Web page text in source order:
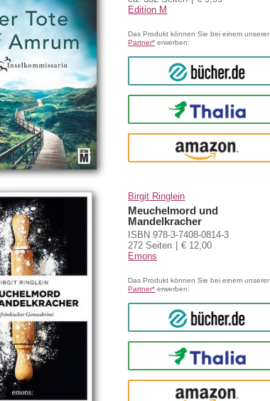
Edition M
Das Produkt können Sie bei einem unserer
Partner* erwerben:
bücher.de
Thalia
amazon
Birgit Ringlein
Meuchelmord und
Mandelkracher
ISBN 978-3-7408-0814-3
272 Seiten
€ 12,00
Emons
Das Produkt können Sie bei einem unserer
Partner* erwerben:
bücher.de
Thalia
amazon